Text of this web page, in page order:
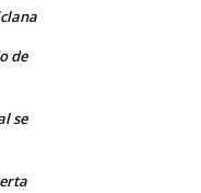
de
se